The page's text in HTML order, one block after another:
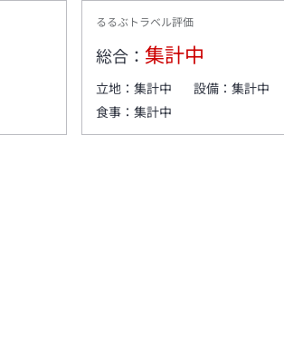
るるぶトラベル評価
総合： 集計中
立地：集計中 設備：集計中
食事：集計中